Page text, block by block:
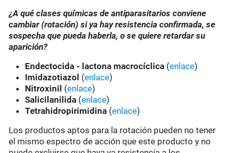
¿A qué clases químicas de antiparasitarios conviene
cambiar (rotación) si ya hay resistencia confirmada, se
sospecha que pueda haberla, o se quiere retardar su
aparición?
Endectocida - lactona macrocíclica (enlace)
Imidazotiazol (enlace)
Nitroxinil (enlace)
Salicilanilida (enlace)
Tetrahidropirimidina (enlace)
Los productos aptos para la rotación pueden no tener
el mismo espectro de acción que este producto y no